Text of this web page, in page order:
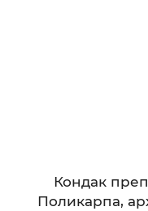
Кондак
Поликарпа,